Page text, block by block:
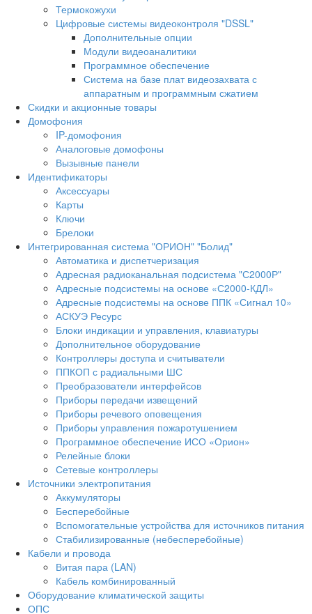
Термокожухи
Цифровые системы видеоконтроля "DSSL"
Дополнительные опции
Модули видеоаналитики
Программное обеспечение
Система на базе плат видеозахвата с
аппаратным и программным сжатием
Скидки и акционные товары
Домофония
IP-домофония
Аналоговые домофоны
Вызывные панели
Идентификаторы
Аксессуары
Карты
Ключи
Брелоки
Интегрированная система "ОРИОН" "Болид"
Автоматика и диспетчеризация
Адресная радиоканальная подсистема "С2000Р"
Адресные подсистемы на основе «С2000-КДЛ»
Адресные подсистемы на основе ППК «Сигнал 10»
АСКУЭ Ресурс
Блоки индикации и управления, клавиатуры
Дополнительное оборудование
Контроллеры доступа и считыватели
ППКОП с радиальными ШС
Преобразователи интерфейсов
Приборы передачи извещений
Приборы речевого оповещения
Приборы управления пожаротушением
Программное обеспечение ИСО «Орион»
Релейные блоки
Сетевые контроллеры
Источники электропитания
Аккумуляторы
Бесперебойные
Вспомогательные устройства для источников питания
Стабилизированные (небесперебойные)
Кабели и провода
Витая пара (LAN)
Кабель комбинированный
Оборудование климатической защиты
ОПС